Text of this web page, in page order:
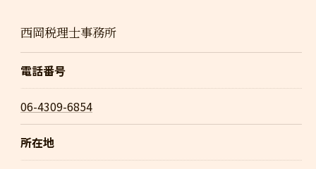
西岡税理士事務所
電話番号
06-4309-6854
所在地